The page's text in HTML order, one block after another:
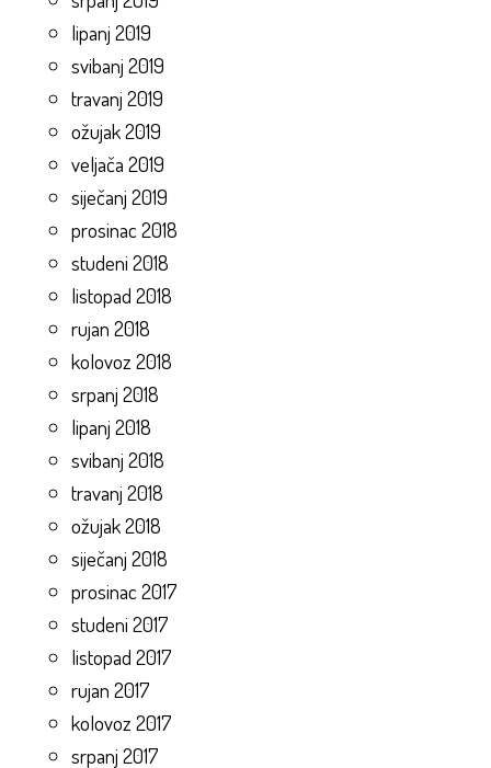
lipanj 2019
svibanj 2019
travanj 2019
ožujak 2019
veljača 2019
siječanj 2019
prosinac 2018
studeni 2018
listopad 2018
rujan 2018
kolovoz 2018
srpanj 2018
lipanj 2018
svibanj 2018
travanj 2018
ožujak 2018
siječanj 2018
prosinac 2017
studeni 2017
listopad 2017
rujan 2017
kolovoz 2017
srpanj 2017